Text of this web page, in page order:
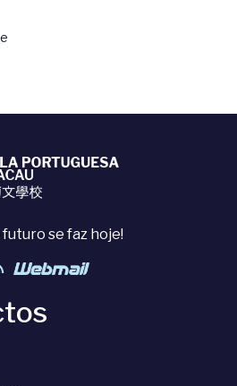
futuro se faz hoje!